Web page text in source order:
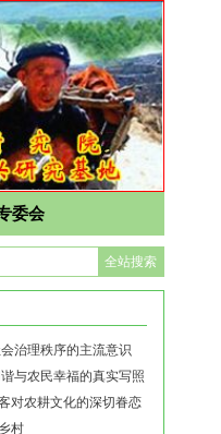
委会
治理秩序的主流意识
与农民幸福的真实写照
对农耕文化的深切眷恋
村